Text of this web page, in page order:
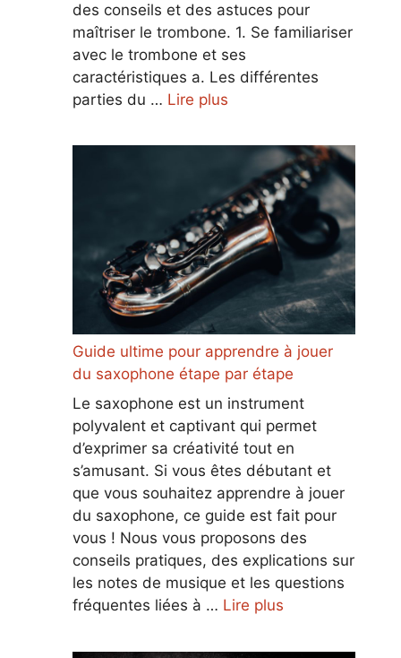
des conseils et des astuces pour
maîtriser le trombone. 1. Se familiariser
avec le trombone et ses
caractéristiques a. Les différentes
parties du … Lire plus
Guide ultime pour apprendre à jouer
du saxophone étape par étape
Le saxophone est un instrument
polyvalent et captivant qui permet
d’exprimer sa créativité tout en
s’amusant. Si vous êtes débutant et
que vous souhaitez apprendre à jouer
du saxophone, ce guide est fait pour
vous ! Nous vous proposons des
conseils pratiques, des explications sur
les notes de musique et les questions
fréquentes liées à … Lire plus